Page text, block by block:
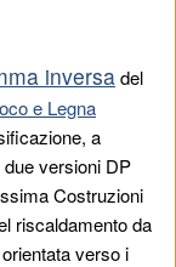
inversadel
e Legna
a
versioni DP
Costruzioni
riscaldamento da
verso i